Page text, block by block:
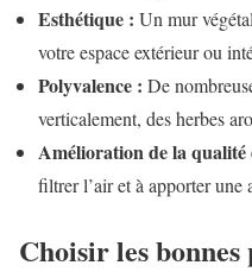
Esthétique : Un mur
votre espace extérieur ou
Polyvalence : De
verticalement, des herbes
Amélioration de la qualité
filtrer l’air et à apporter une
Choisir les